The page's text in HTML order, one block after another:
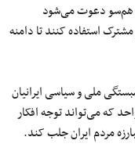
هم‌سو دعوت می‌شود
استفاده کنند تا دامنه
ملی و سیاسی ایرانیان
که می‌تواند توجه افکار
مردم ایران جلب کند.